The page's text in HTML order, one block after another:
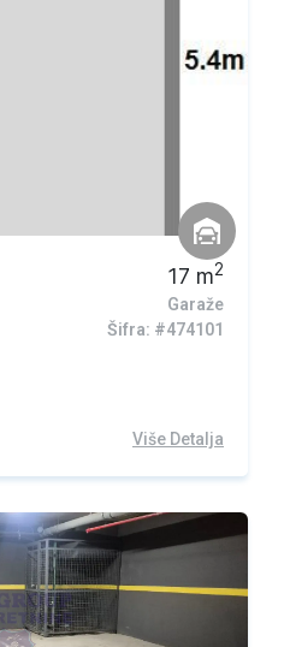
17 m2
Garaže
Šifra: #474101
Više Detalja